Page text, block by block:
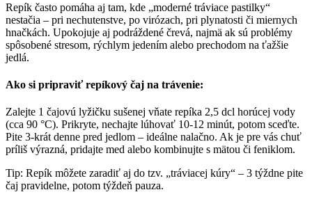
Repík často pomáha aj tam, kde „moderné tráviace pastilky“
nestačia – pri nechutenstve, po virózach, pri plynatosti či miernych
hnačkách. Upokojuje aj podráždené črevá, najmä ak sú problémy
spôsobené stresom, rýchlym jedením alebo prechodom na ťažšie
jedlá.
Ako si pripraviť repíkový čaj na trávenie:
Zalejte 1 čajovú lyžičku sušenej vňate repíka 2,5 dcl horúcej vody
(cca 90 °C). Prikryte, nechajte lúhovať 10-12 minút, potom sceďte.
Pite 3-krát denne pred jedlom – ideálne nalačno. Ak je pre vás chuť
príliš výrazná, pridajte med alebo kombinujte s mätou či feniklom.
Tip: Repík môžete zaradiť aj do tzv. „tráviacej kúry“ – 3 týždne pite
čaj pravidelne, potom týždeň pauza.